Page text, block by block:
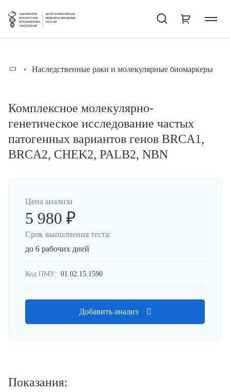
Наследственные раки и молекулярные биомаркеры
Комплексное молекулярно-
генетическое исследование частых
патогенных вариантов генов BRCA1,
BRCA2, CHEK2, PALB2, NBN
Цена анализа
5 980 ₽
Срок выполнения теста:
до 6 рабочих дней
Код ПМУ: 01.02.15.1590
Добавить анализ
Показания: